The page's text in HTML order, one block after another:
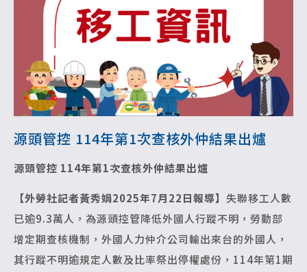
源頭管控 114年第1次查核外仲結果出爐
源頭管控 114年第1次查核外仲結果出爐
【外勞社記者黃秀娟2025年7月22日報導】 失聯移工人數
已逾9.3萬人，為源頭控管降低外國人行蹤不明，勞動部
增定期查核機制，外國人力仲介公司輸出來台的外國人，
其行蹤不明逾規定人數及比率祭出停權處份，114年第1期